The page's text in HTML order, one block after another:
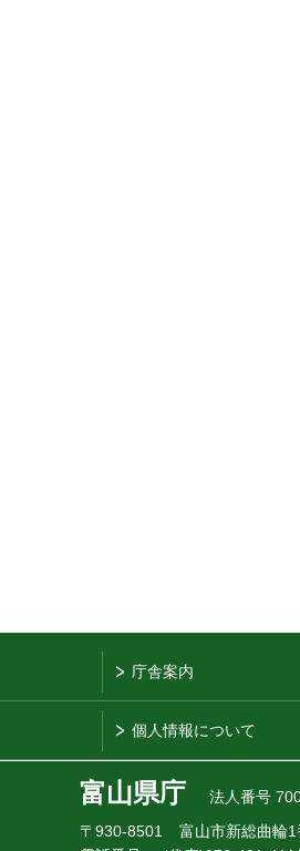
庁舎案内
個人情報について
富山県庁
法人番号
〒930-8501
富山市新総曲輪